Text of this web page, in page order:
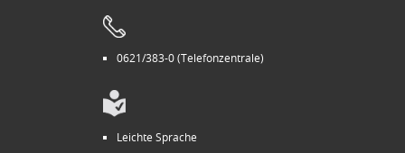
0621/383-0 (Telefonzentrale)
Leichte Sprache